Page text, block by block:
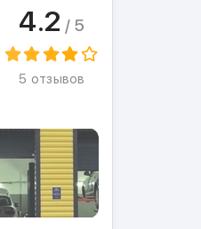
4.2 / 5
5 отзывов